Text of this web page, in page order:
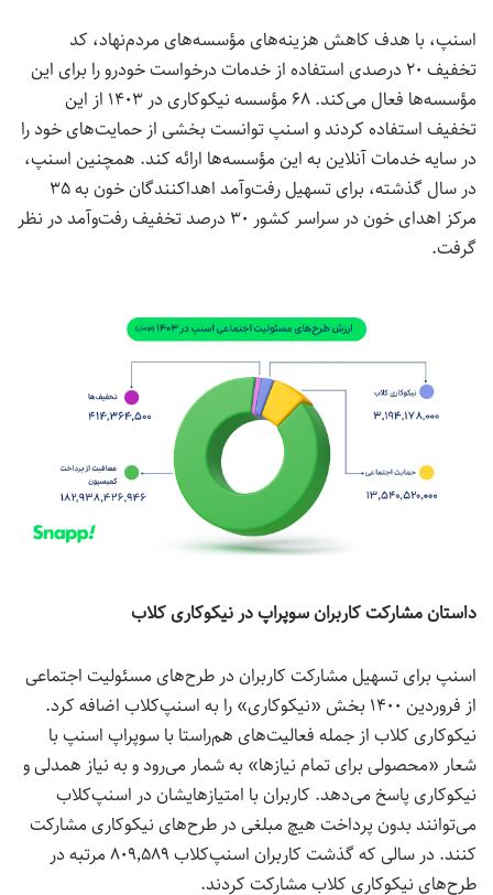
اسنپ، با هدف کاهش هزینه‌های مؤسسه‌های مردم‌نهاد، کد
تخفیف ۲۰ درصدی استفاده از خدمات درخواست خودرو را برای این
مؤسسه‌ها فعال می‌کند. ۶۸ مؤسسه نیکوکاری در ۱۴۰۳ از این
تخفیف استفاده کردند و اسنپ توانست بخشی از حمایت‌های خود را
در سایه خدمات آنلاین به این مؤسسه‌ها ارائه کند. همچنین اسنپ،
در سال گذشته، برای تسهیل رفت‌وآمد اهداکنندگان خون به ۳۵
مرکز اهدای خون در سراسر کشور ۳۰ درصد تخفیف رفت‌وآمد در نظر
گرفت.
داستان مشارکت کاربران سوپراپ در نیکوکاری کلاب
اسنپ برای تسهیل مشارکت کاربران در طرح‌های مسئولیت اجتماعی
از فروردین ۱۴۰۰ بخش «نیکوکاری» را به اسنپ‌کلاب اضافه کرد.
نیکوکاری کلاب از جمله فعالیت‌های هم‌راستا با سوپراپ اسنپ با
شعار «محصولی برای تمام نیازها» به شمار می‌رود و به نیاز همدلی و
نیکوکاری پاسخ می‌دهد. کاربران با امتیازهایشان در اسنپ‌کلاب
می‌توانند بدون پرداخت هیچ مبلغی در طرح‌های نیکوکاری مشارکت
کنند. در سالی که گذشت کاربران اسنپ‌کلاب ۸۰۹٬۵۸۹ مرتبه در
طرح‌های نیکوکاری کلاب مشارکت کردند.